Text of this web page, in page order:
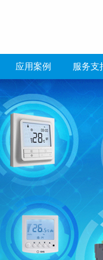
应用案例 服务支
助力婺源火车站打造绿色